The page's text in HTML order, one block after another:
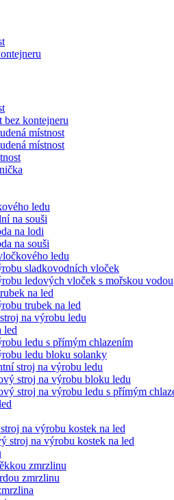
bez kontejneru
místnost
místnost
ledu
na souši
na lodi
na souši
ledu
sladkovodních vloček
ledových vloček s mořskou vodou
na led
trubek na led
na výrobu ledu
led
ledu s přímým chlazením
ledu bloku solanky
stroj na výrobu ledu
stroj na výrobu bloku ledu
stroj na výrobu ledu s přímým
na výrobu kostek na led
stroj na výrobu kostek na led
zmrzlinu
zmrzlinu